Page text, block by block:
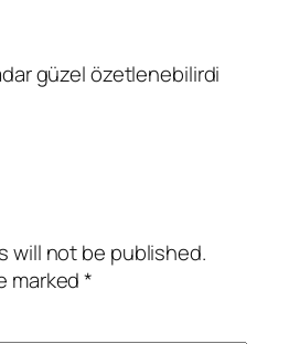
güzel özetlenebilirdi
will not be published.
marked*